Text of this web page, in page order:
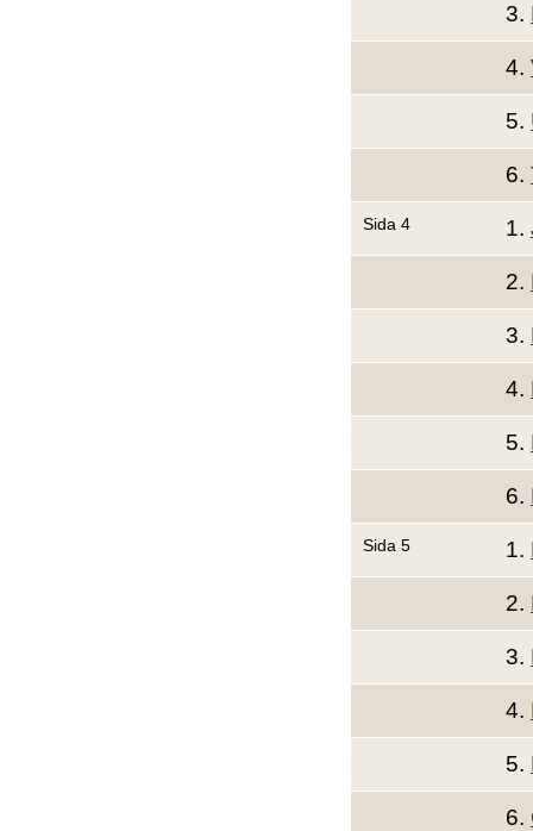
3.
4.
5.
6.
Sida 4 1.
2.
3.
4.
5.
6.
Sida 5 1.
2.
3.
4.
5.
6.